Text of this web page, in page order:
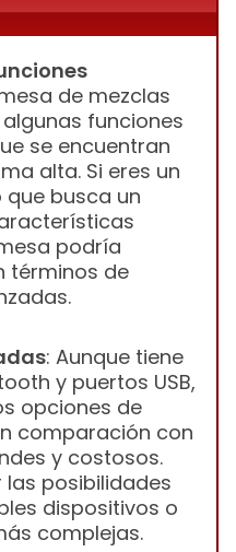
de mezclas
funciones
se encuentran
alta. Si eres un
que busca un
podría
términos de
: Aunque tiene
y puertos USB,
opciones de
comparación con
y costosos.
posibilidades
dispositivos o
complejas.